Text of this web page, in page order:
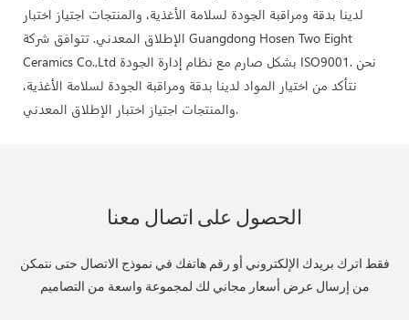
لدينا بدقة ومراقبة الجودة لسلامة الأغذية، والمنتجات اجتياز اختبار
الإطلاق المعدني. تتوافق شركة Guangdong Hosen Two Eight
Ceramics Co.,Ltd بشكل صارم مع نظام إدارة الجودة ISO9001. نحن
نتأكد من اختيار المواد لدينا بدقة ومراقبة الجودة لسلامة الأغذية،
والمنتجات اجتياز اختبار الإطلاق المعدني.
الحصول على اتصال معنا
فقط اترك بريدك الإلكتروني أو رقم هاتفك في نموذج الاتصال حتى نتمكن
من إرسال عرض أسعار مجاني لك لمجموعة واسعة من التصاميم